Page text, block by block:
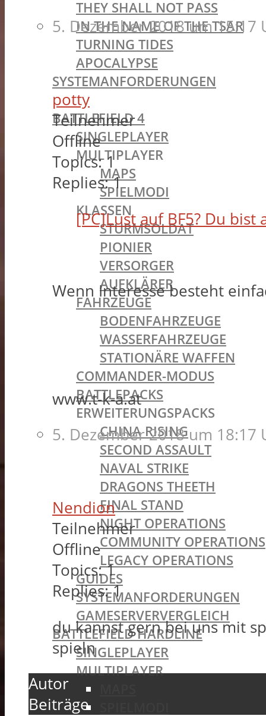
THEY SHALL NOT PASS
IN THE NAME OF THE TSAR
TURNING TIDES
APOCALYPSE
SYSTEMANFORDERUNGEN
BATTLEFIELD OLDIES
BATTLEFIELD 4
SINGLEPLAYER
MULTIPLAYER
MAPS
SPIELMODI
KLASSEN
STURMSOLDAT
PIONIER
VERSORGER
AUFKLÄRER
FAHRZEUGE
BODENFAHRZEUGE
WASSERFAHRZEUGE
STATIONÄRE WAFFEN
COMMANDER-MODUS
BATTLEPACKS
ERWEITERUNGSPACKS
CHINA RISING
SECOND ASSAULT
NAVAL STRIKE
DRAGONS THEETH
FINAL STAND
NIGHT OPERATIONS
COMMUNITY OPERATIONS
LEGACY OPERATIONS
GUIDES
SYSTEMANFORDERUNGEN
GAMESERVERVERGLEICH
BATTLEFIELD HARDLINE
SINGLEPLAYER
MULTIPLAYER
5. Dezember 2018 um 15:17
potty
Teilnehmer
Offline
Topics: 1
Replies: 1
[PC]Lust auf BF5? Du
Wenn Interesse besteht
www.t-k-a.at
5. Dezember 2018 um 18:17
Nendion
Teilnehmer
Offline
Topics: 1
Replies: 1
du kannst gern bei uns mit
spieln
Autor
Beiträge